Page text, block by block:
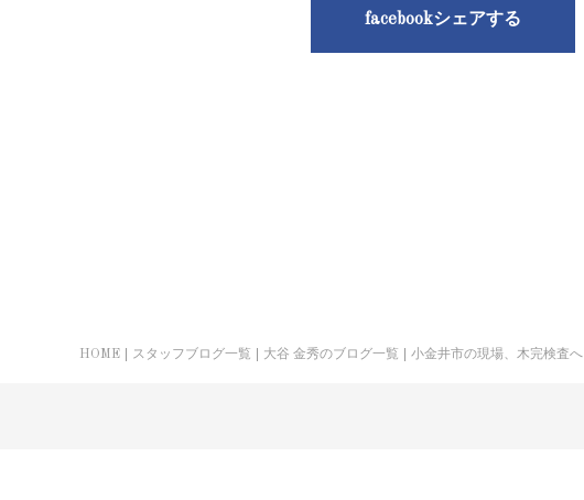
facebookシェアする
HOME スタッフブログ一覧 大谷 金秀のブログ一覧 小金井市の現場、木完検査へ